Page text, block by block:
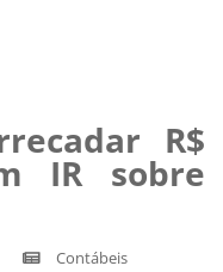
R$
IR sobre
Contábeis